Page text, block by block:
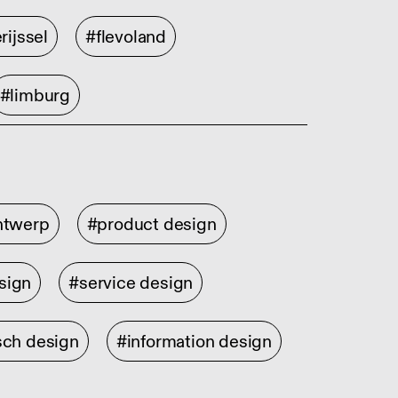
#flevoland
#limburg
#product design
#service design
design #information design